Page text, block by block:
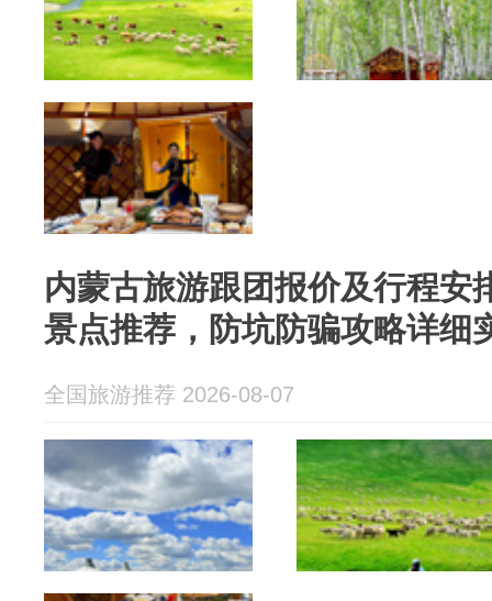
内蒙古旅游跟团报价及行程安
景点推荐，防坑防骗攻略详细
全国旅游推荐 2026-08-07